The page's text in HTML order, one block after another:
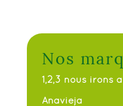
Nos
1,2,3 nous irons
Anavieja